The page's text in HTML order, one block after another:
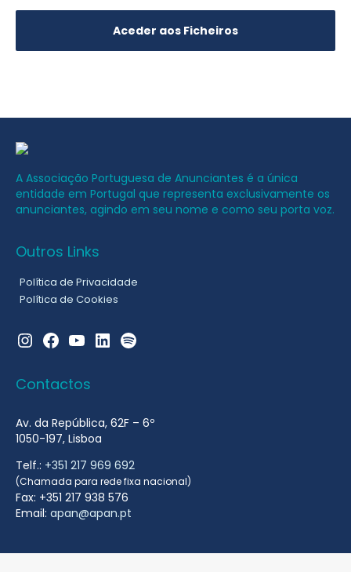
A Associação Portuguesa de Anunciantes é a única
entidade em Portugal que representa exclusivamente os
anunciantes, agindo em seu nome e como seu porta voz.
Outros Links
Política de Privacidade
Política de Cookies
Instagram
FacebookYouTubeLinkedInSpotify
Contactos
Av. da República, 62F – 6º
1050-197, Lisboa
Telf.: +351 217 969 692
(Chamada para rede fixa nacional)
Fax: +351 217 938 576
Email: apan@apan.pt